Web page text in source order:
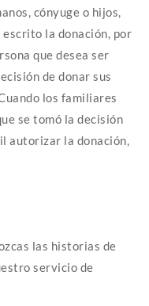
cónyuge o hijos,
la donación, por
que desea ser
de donar sus
los familiares
se tomó la decisión
autorizar la donación,
las historias de
servicio de